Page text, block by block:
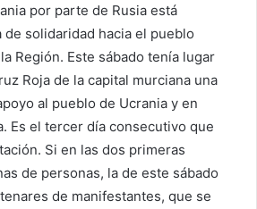
por parte de Rusia está
de solidaridad hacia el pueblo
Región. Este sábado tenía lugar
Roja de la capital murciana una
al pueblo de Ucrania y en
Es el tercer día consecutivo que
Si en las dos primeras
de personas, la de este sábado
de manifestantes, que se